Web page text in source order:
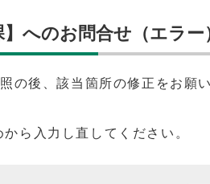
】へのお問合せ（エラー
の後、該当箇所の修正をお願
ら入力し直してください。